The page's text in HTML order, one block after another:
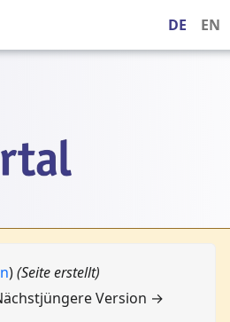
DE EN
)(Seite erstellt)
Version →